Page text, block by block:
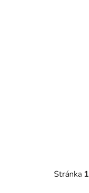
Stránka 1